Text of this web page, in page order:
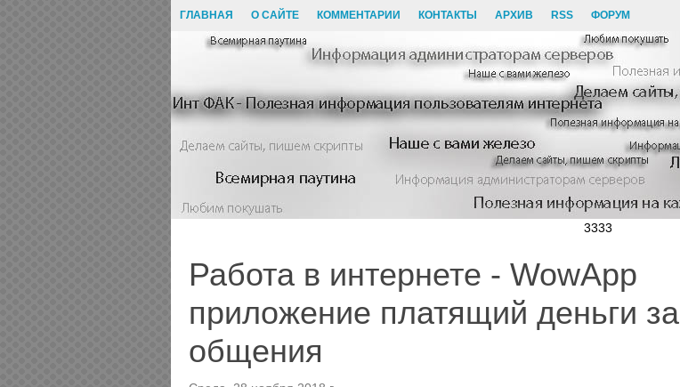
ГЛАВНАЯ О САЙТЕ КОММЕНТАРИИ КОНТАКТЫ АРХИВ RSS ФОРУМ
3333
Работа в интернете - WowApp
приложение платящий деньги за
общения